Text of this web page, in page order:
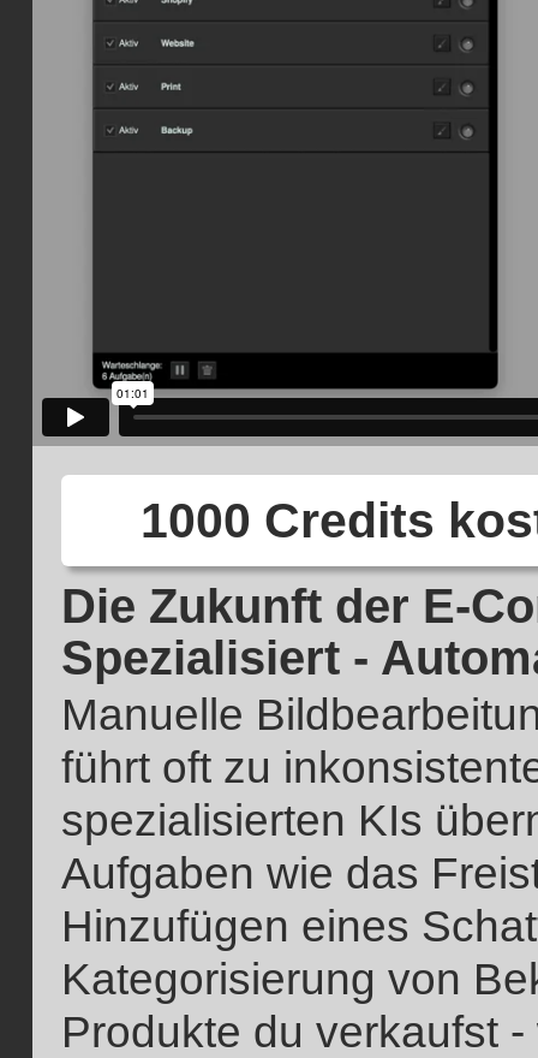
1000 Credits
Die Zukunft der E-
Spezialisiert -
Manuelle
führt oft zu
spezialisierten KIs
Aufgaben wie das
Hinzufügen eines
Kategorisierung von
Produkte du verkaufst